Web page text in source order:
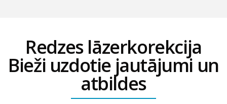
Redzes lāzerkorekcija
Bieži uzdotie jautājumi un
atbildes